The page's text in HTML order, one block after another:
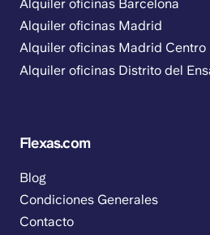
Alquiler oficinas Barcelona
Alquiler oficinas Madrid
Alquiler oficinas Madrid Centro
Alquiler oficinas Distrito del
Flexas.com
Blog
Condiciones Generales
Contacto